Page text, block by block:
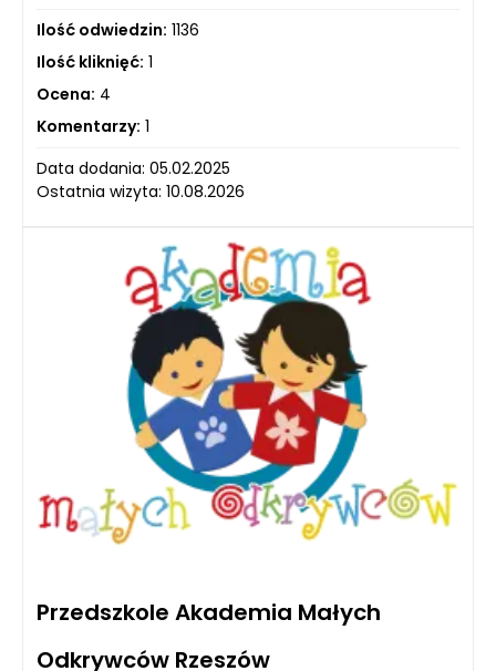
Ilość odwiedzin: 1136
Ilość kliknięć: 1
Ocena: 4
Komentarzy: 1
Data dodania: 05.02.2025
Ostatnia wizyta: 10.08.2026
Przedszkole Akademia Małych
Odkrywców Rzeszów